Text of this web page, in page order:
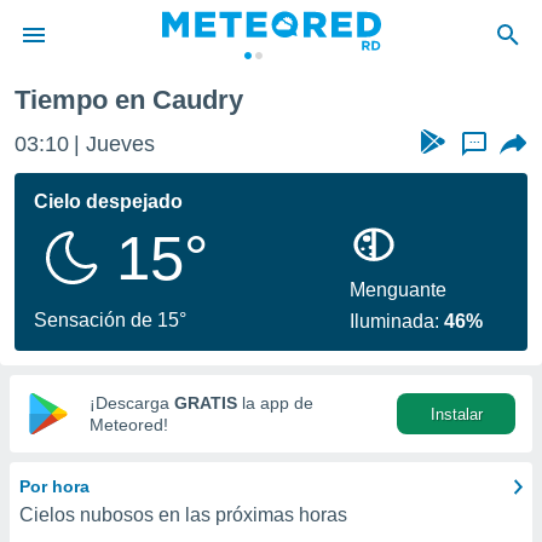
de
ha sido
calidad.
a este
las
y
digital
basada
Tiempo en Caudry
03:10 Jueves ...
Cielo despejado
15°
Sensación de 15°
Menguante
Iluminada:46%
¡Descarga GRATIS la app de
Meteored!
Instalar
Por hora
Cielos nubosos en las próximas horas